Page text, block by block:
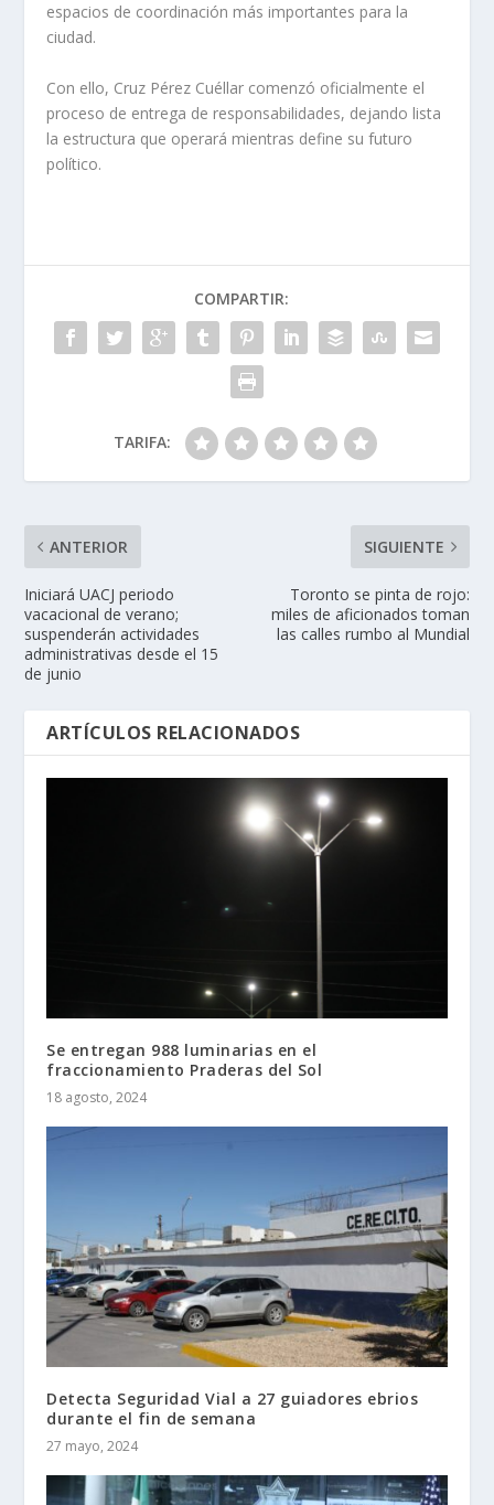
espacios de coordinación más importantes para la
ciudad.
Con ello, Cruz Pérez Cuéllar comenzó oficialmente el
proceso de entrega de responsabilidades, dejando lista
la estructura que operará mientras define su futuro
político.
COMPARTIR:
TARIFA:
ANTERIOR
Iniciará UACJ periodo
vacacional de verano;
suspenderán actividades
administrativas desde el 15
de junio
SIGUIENTE
Toronto se pinta de rojo:
miles de aficionados toman
las calles rumbo al Mundial
ARTÍCULOS RELACIONADOS
Se entregan 988 luminarias en el
fraccionamiento Praderas del Sol
18 agosto, 2024
Detecta Seguridad Vial a 27 guiadores ebrios
durante el fin de semana
27 mayo, 2024